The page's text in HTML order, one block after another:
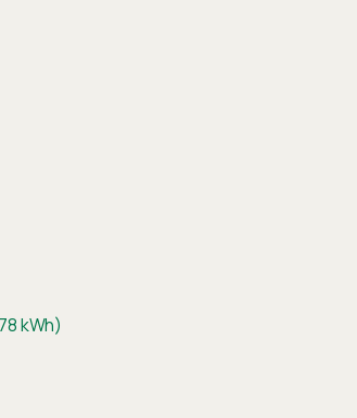
kWh)